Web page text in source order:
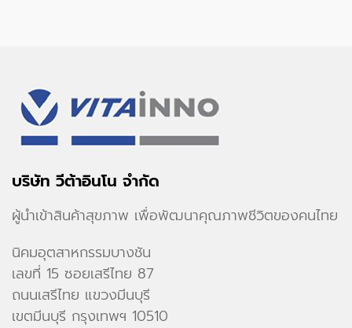
บริษัท วีต้าอินโน จำกัด
ผู้นำเข้าสินค้าสุขภาพ เพื่อพัฒนาคุณภาพชีวิตของคนไทย
นิคมอุตสาหกรรมบางชัน
เลขที่ 15 ซอยเสรีไทย 87
ถนนเสรีไทย แขวงมีนบุรี
เขตมีนบุรี กรุงเทพฯ 10510